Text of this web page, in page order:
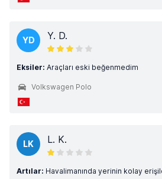
YD Y. D.
Eksiler: Araçları eski beğenmedim
Volkswagen Polo
LK L. K.
Artılar: Havalimanında yerinin kolay